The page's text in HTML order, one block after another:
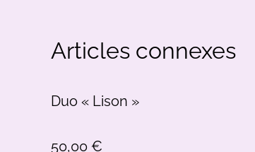
Articles connexes
Duo « Lison »
50,00 €